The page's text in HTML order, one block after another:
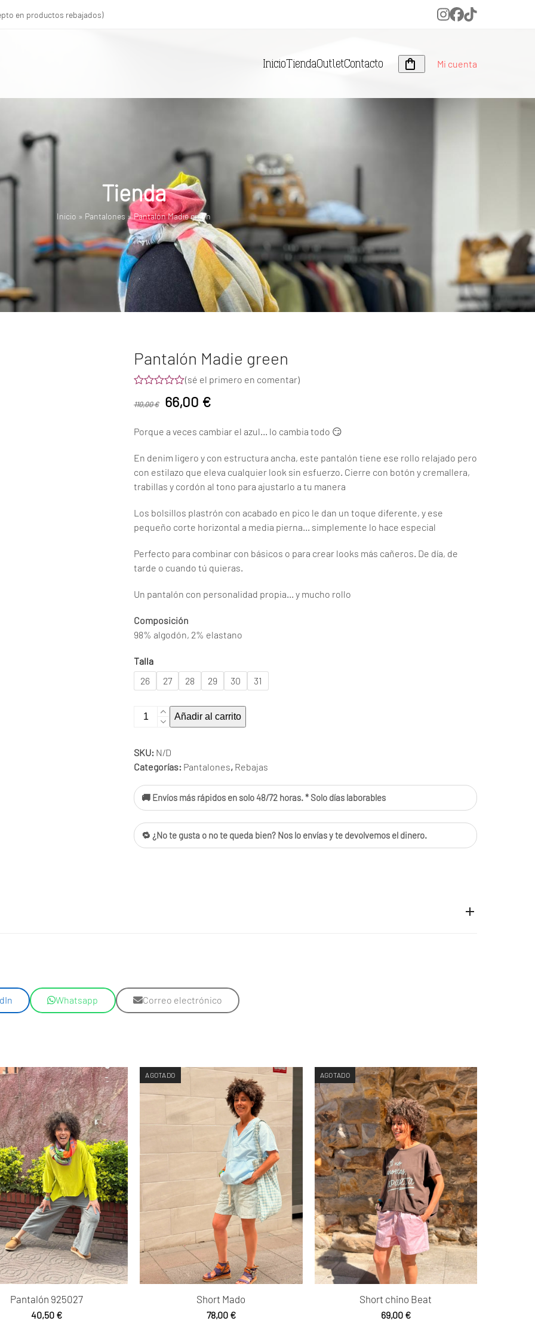
en productos rebajados) Instagram
Facebook
Tiktok
Inicio TiendaOutletContacto Mi cuenta
Tienda
Inicio » Pantalones »Pantalón Madie green
Pantalón Madie green
con
5
(sé el primero en comentar)
110,00€
El
era:
110,00 €.
66,00 €El
es:
66,00 €.
Porque a veces cambiar el azul… lo cambia todo 😏
En denim ligero y con estructura ancha, este pantalón tiene ese rollo relajado pero
con estilazo que eleva cualquier look sin esfuerzo. Cierre con botón y cremallera,
trabillas y cordón al tono para ajustarlo a tu manera
Los bolsillos plastrón con acabado en pico le dan un toque diferente, y ese
pequeño corte horizontal a media pierna… simplemente lo hace especial
Perfecto para combinar con básicos o para crear looks más cañeros. De día, de
tarde o cuando tú quieras.
Un pantalón con personalidad propia… y mucho rollo
Composición
98% algodón, 2% elastano
Talla
26
27 28 29 30 31
Pantalón
cantidad
Añadir al carrito
SKU: N/D
Categorías: Pantalones, Rebajas
🚚 Envíos más rápidos en solo 48/72 horas. * Solo días laborables
🔁 ¿No te gusta o no te queda bien? Nos lo envías y te devolvemos el dinero.
Whatsapp Correo electrónico
Pantalón 925027
40,50 €
AGOTADO
Short Mado
78,00 €
AGOTADO
Short chino Beat
69,00 €